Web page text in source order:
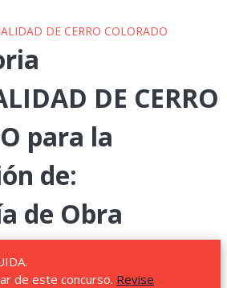
DE CERRO COLORADO
DE CERRO
para la
de:
de Obra
de este concurso. Revise